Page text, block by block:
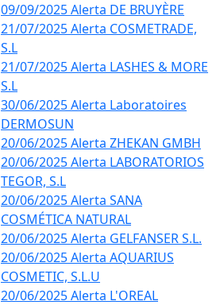
09/09/2025 Alerta DE BRUYÈRE
21/07/2025 Alerta COSMETRADE,
S.L
21/07/2025 Alerta LASHES & MORE
S.L
30/06/2025 Alerta Laboratoires
DERMOSUN
20/06/2025 Alerta ZHEKAN GMBH
20/06/2025 Alerta LABORATORIOS
TEGOR, S.L
20/06/2025 Alerta SANA
COSMÉTICA NATURAL
20/06/2025 Alerta GELFANSER S.L.
20/06/2025 Alerta AQUARIUS
COSMETIC, S.L.U
20/06/2025 Alerta L'OREAL